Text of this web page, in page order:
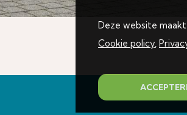
Deze website
Cookie policy,